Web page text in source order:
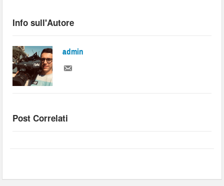
Info sull'Autore
admin
Post Correlati